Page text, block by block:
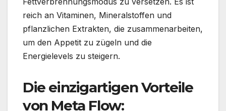
reich an Vitaminen, Mineralstoffen und
pflanzlichen Extrakten, die zusammenarbeiten,
um den Appetit zu zügeln und die
Energielevels zu steigern.
Die einzigartigen Vorteile
von Meta Flow: